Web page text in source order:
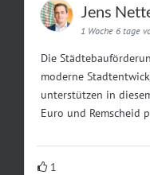
Jens
1 Woche 6 tage
Die
moderne
unterstützen in
Euro und Remscheid
1